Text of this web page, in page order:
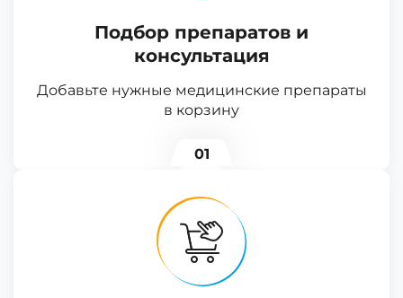
Подбор препаратов и
консультация
Добавьте нужные медицинские препараты
в корзину
01